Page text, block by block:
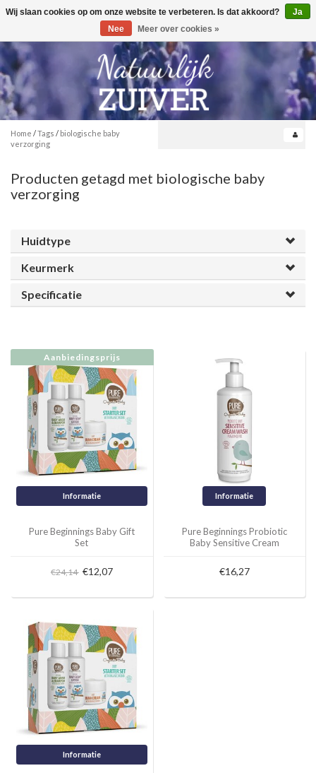
Toggle
0
Home /Tags / biologische baby
verzorging
Producten getagd met biologische baby
verzorging
Huidtype
Keurmerk
Specificatie
Aanbiedingsprijs
Informatie
Pure Beginnings Baby Gift
Set
€24,14 €12,07
Informatie
Pure Beginnings Probiotic
Baby Sensitive Cream
€16,27
Informatie
Wij slaan cookies op om onze website te verbeteren. Is dat akkoord?
Ja
Nee
Meer over cookies »